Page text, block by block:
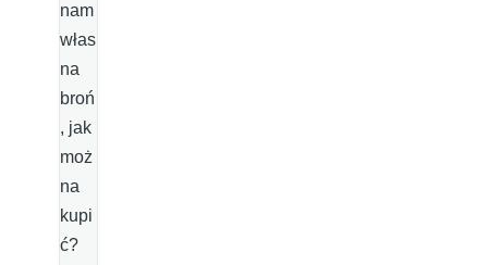
nam
włas
na
broń
, jak
moż
na
kupi
ć?